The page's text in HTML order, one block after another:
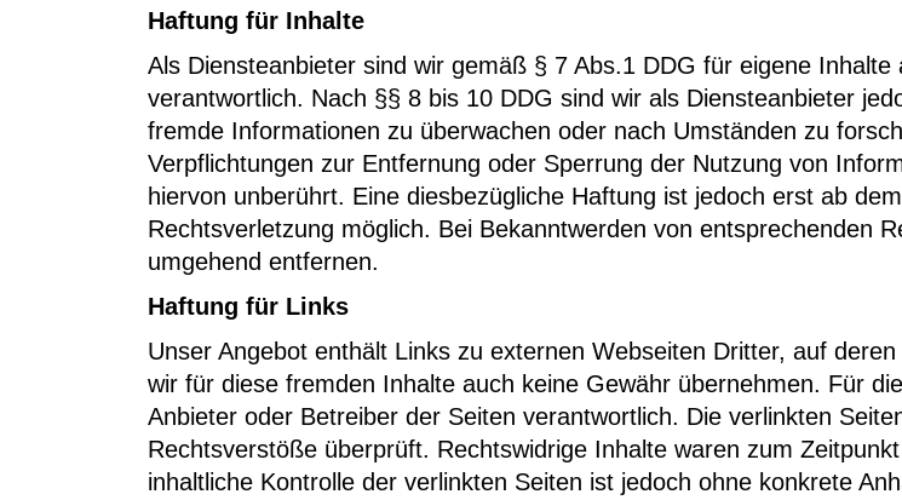
Haftung für Inhalte
Als Diensteanbieter sind wir gemäß § 7 Abs.1 DDG für eigene
verantwortlich. Nach §§ 8 bis 10 DDG sind wir als Diensteanbieter
fremde Informationen zu überwachen oder nach Umständen zu
Verpflichtungen zur Entfernung oder Sperrung der Nutzung von
hiervon unberührt. Eine diesbezügliche Haftung ist jedoch erst ab
Rechtsverletzung möglich. Bei Bekanntwerden von entsprechenden
umgehend entfernen.
Haftung für Links
Unser Angebot enthält Links zu externen Webseiten Dritter, auf
wir für diese fremden Inhalte auch keine Gewähr übernehmen. Für
Anbieter oder Betreiber der Seiten verantwortlich. Die verlinkten
Rechtsverstöße überprüft. Rechtswidrige Inhalte waren zum
inhaltliche Kontrolle der verlinkten Seiten ist jedoch ohne konkrete